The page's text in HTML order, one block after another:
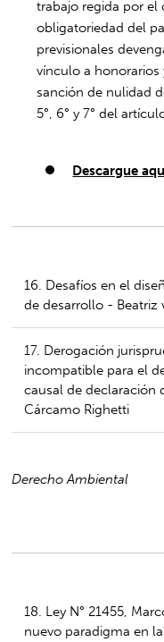
trabajo regida por el
obligatoriedad del
previsionales
vínculo a honorarios
sanción de nulidad
5°, 6° y 7° del
Descargue
16. Desafíos en el
de desarrollo - Beatriz
17. Derogación
incompatible para el
causal de declaración
Cárcamo Righetti
Derecho Ambiental
18. Ley N° 21455,
nuevo paradigma en